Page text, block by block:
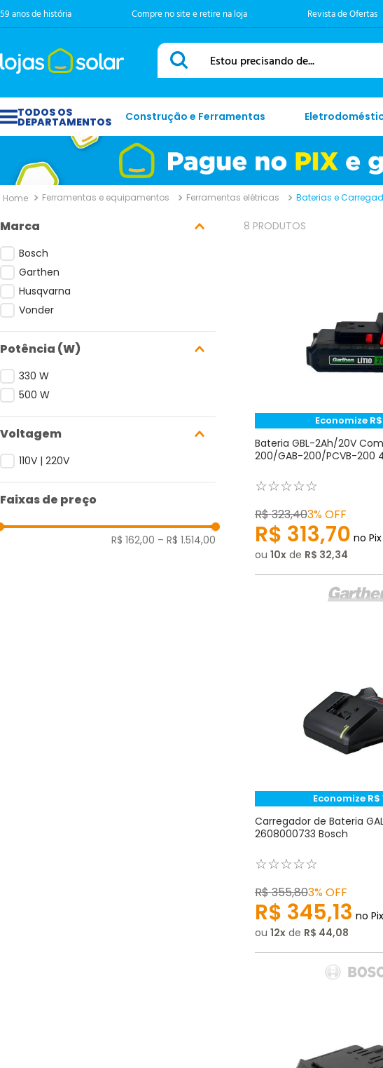
59 anos de história Compre no site e retire na loja Revista de Ofertas
Estou precisando de...
Construção e Ferramentas
Ferramentas e equipamentos Ferramentas elétricas Baterias e
Marca
Bosch
Garthen
Husqvarna
Vonder
Potência (W)
330 W
500 W
Voltagem
110V | 220V
Faixas de preço
R$ 162,00 – R$ 1.514,00
8 PRODUTOS
Economize R$
Bateria GBL-2Ah/20V
200/GAB-200/PCVB-200
☆☆☆☆☆
R$323,403%OFF
R$ 313,70 no Pix
ou 10 de R$ 32,34
Economize R$
Carregador de Bateria
2608000733 Bosch
☆☆☆☆☆
R$355,803%OFF
R$ 345,13 no Pix
ou 12 de R$ 44,08